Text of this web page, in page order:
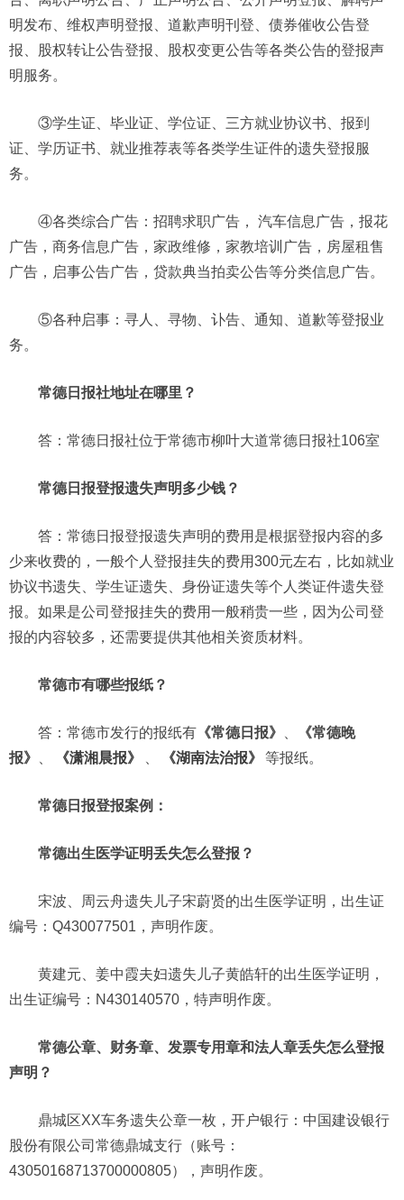
明发布、维权声明登报、道歉声明刊登、债券催收公告登
报、股权转让公告登报、股权变更公告等各类公告的登报声
明服务。
③学生证、毕业证、学位证、三方就业协议书、报到
证、学历证书、就业推荐表等各类学生证件的遗失登报服
务。
④各类综合广告：招聘求职广告， 汽车信息广告，报花
广告，商务信息广告，家政维修，家教培训广告，房屋租售
广告，启事公告广告，贷款典当拍卖公告等分类信息广告。
⑤各种启事：寻人、寻物、讣告、通知、道歉等登报业
务。
常德日报社地址在哪里？
答：常德日报社位于常德市柳叶大道常德日报社106室
常德日报登报遗失声明多少钱？
答：常德日报登报遗失声明的费用是根据登报内容的多
少来收费的，一般个人登报挂失的费用300元左右，比如就业
协议书遗失、学生证遗失、身份证遗失等个人类证件遗失登
报。如果是公司登报挂失的费用一般稍贵一些，因为公司登
报的内容较多，还需要提供其他相关资质材料。
常德市有哪些报纸？
答：常德市发行的报纸有 《常德日报》
《常德晚
报》
《潇湘晨报》 《湖南法治报》 等报纸。
常德日报登报案例：
常德出生医学证明丢失怎么登报？
宋波、周云舟遗失儿子宋蔚贤的出生医学证明，出生证
编号：Q430077501，声明作废。
黄建元、姜中霞夫妇遗失儿子黄皓轩的出生医学证明，
出生证编号：N430140570，特声明作废。
常德公章、财务章、发票专用章和法人章丢失怎么登报
声明？
鼎城区XX车务遗失公章一枚，开户银行：中国建设银行
股份有限公司常德鼎城支行（账号：
43050168713700000805），声明作废。